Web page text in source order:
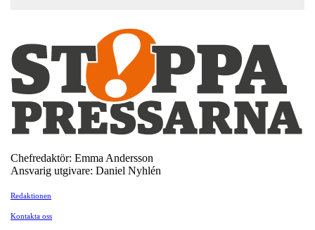
Chefredaktör: Emma Andersson
Ansvarig utgivare: Daniel Nyhlén
Redaktionen
Kontakta oss